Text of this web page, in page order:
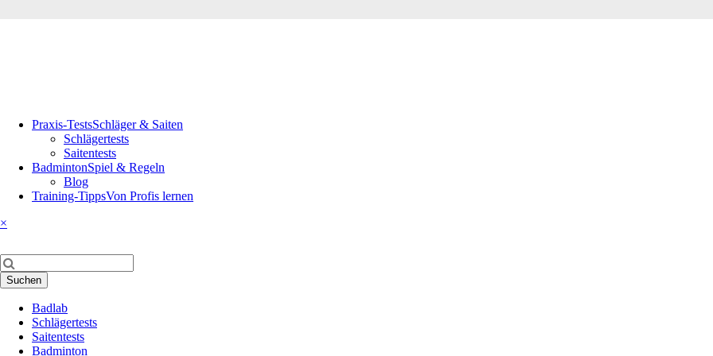
überspringen
Praxis-TestsSchläger & Saiten
Schlägertests
Saitentests
BadmintonSpiel & Regeln
Blog
Training-TippsVon Profis lernen
×
Suchbegriffe
Suchen
überspringen
Badlab
Schlägertests
Saitentests
Badminton